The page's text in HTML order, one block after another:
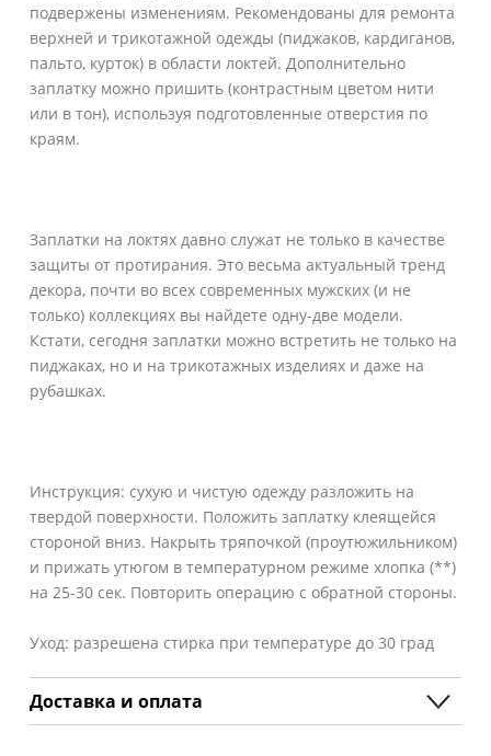
подвержены изменениям. Рекомендованы для ремонта
верхней и трикотажной одежды (пиджаков, кардиганов,
пальто, курток) в области локтей. Дополнительно
заплатку можно пришить (контрастным цветом нити
или в тон), используя подготовленные отверстия по
краям.
Заплатки на локтях давно служат не только в качестве
защиты от протирания. Это весьма актуальный тренд
декора, почти во всех современных мужских (и не
только) коллекциях вы найдете одну-две модели.
Кстати, сегодня заплатки можно встретить не только на
пиджаках, но и на трикотажных изделиях и даже на
рубашках.
Инструкция: сухую и чистую одежду разложить на
твердой поверхности. Положить заплатку клеящейся
стороной вниз. Накрыть тряпочкой (проутюжильником)
и прижать утюгом в температурном режиме хлопка (**)
на 25-30 сек. Повторить операцию с обратной стороны.
Уход: разрешена стирка при температуре до 30 град
Доставка и оплата